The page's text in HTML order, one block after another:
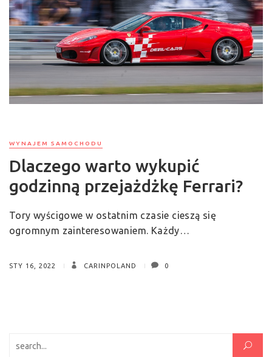
WYNAJEM SAMOCHODU
Dlaczego warto wykupić
godzinną przejażdżkę Ferrari?
Tory wyścigowe w ostatnim czasie cieszą się
ogromnym zainteresowaniem. Każdy…
STY 16, 2022 CARINPOLAND 0